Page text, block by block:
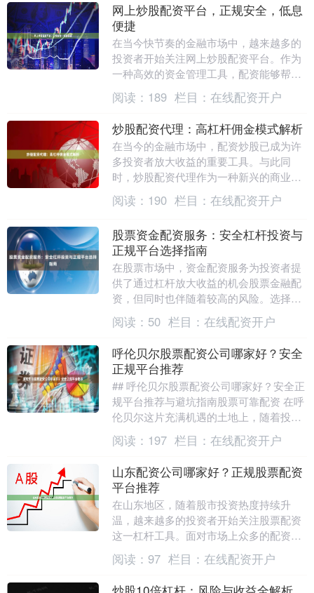
网上炒股配资平台，正规安全，低息
便捷
在当今快节奏的金融市场中，越来越多的
投资者开始关注网上炒股配资平台。作为
一种高效的资金管理工具，配资能够帮助
投资者放大收益、灵活应对市场波动。然
而，面对市场上琳....
阅读： 189 栏目： 在线配资开户
炒股配资代理：高杠杆佣金模式解析
在当今的金融市场中，配资炒股已成为许
多投资者放大收益的重要工具。与此同
时，炒股配资代理作为一种新兴的商业模
式股票基本知识入门，正吸引着越来越多
的从业者关注。本文....
阅读： 190 栏目： 在线配资开户
股票资金配资服务：安全杠杆投资与
正规平台选择指南
在股票市场中，资金配资服务为投资者提
供了通过杠杆放大收益的机会股票金融配
资，但同时也伴随着较高的风险。选择安
全可靠的配资平台，是每位投资者在考虑
杠杆投资时的首要....
阅读： 50 栏目： 在线配资开户
呼伦贝尔股票配资公司哪家好？安全
正规平台推荐
## 呼伦贝尔股票配资公司哪家好？安全正
规平台推荐与避坑指南股票可靠配资 在呼
伦贝尔这片充满机遇的土地上，随着投资
者对资本市场的关注度不断提升，股票配
资作为一种....
阅读： 197 栏目： 在线配资开户
山东配资公司哪家好？正规股票配资
平台推荐
在山东地区，随着股市投资热度持续升
温，越来越多的投资者开始关注股票配资
这一杠杆工具。面对市场上众多的配资公
司，许多投资者不禁要问：“山东配资公司
哪家好？”本文将....
阅读： 97 栏目： 在线配资开户